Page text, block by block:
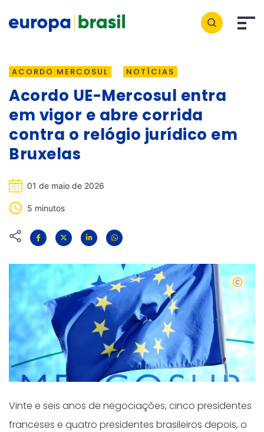
ACORDO MERCOSUL NOTÍCIAS
Acordo UE-Mercosul entra
em vigor e abre corrida
contra o relógio jurídico em
Bruxelas
01 de maio de 2026
5 minutos
Vinte e seis anos de negociações, cinco presidentes
franceses e quatro presidentes brasileiros depois, o